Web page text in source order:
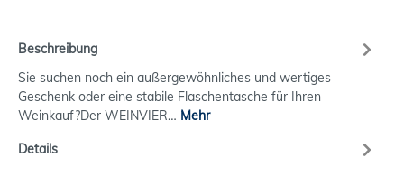
Beschreibung
Sie suchen noch ein außergewöhnliches und wertiges
Geschenk oder eine stabile Flaschentasche für Ihren
Weinkauf?Der WEINVIER… Mehr
Details